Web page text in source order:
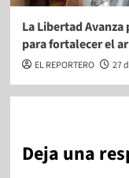
La Libertad
para fortalecer el
EL REPORTERO 27
Deja una